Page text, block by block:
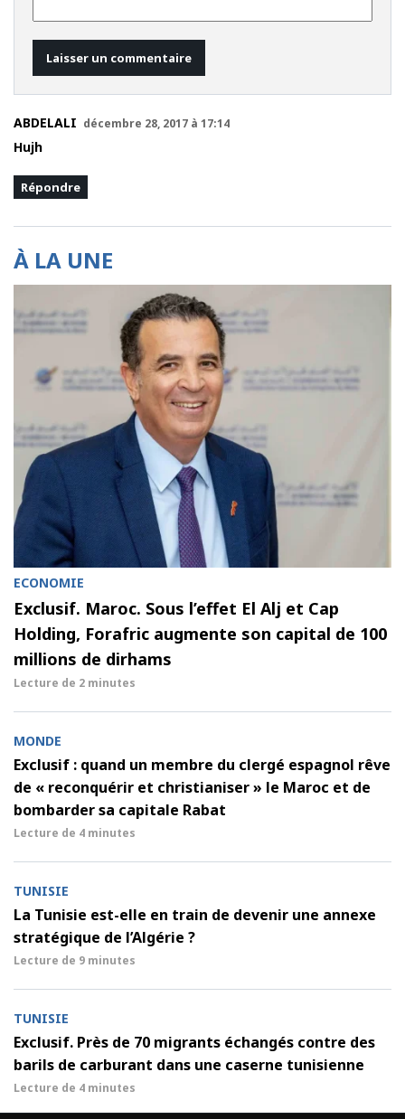
ABDELALI décembre 28, 2017 à 17:14
Hujh
Répondre
À LA UNE
ECONOMIE
Exclusif. Maroc. Sous l’effet El Alj et Cap
Holding, Forafric augmente son capital de 100
millions de dirhams
Lecture de 2 minutes
MONDE
Exclusif : quand un membre du clergé espagnol rêve
de « reconquérir et christianiser » le Maroc et de
bombarder sa capitale Rabat
Lecture de 4 minutes
TUNISIE
La Tunisie est-elle en train de devenir une annexe
stratégique de l’Algérie ?
Lecture de 9 minutes
TUNISIE
Exclusif. Près de 70 migrants échangés contre des
barils de carburant dans une caserne tunisienne
Lecture de 4 minutes